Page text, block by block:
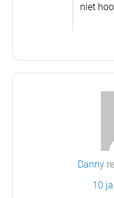
niet
Danny
10